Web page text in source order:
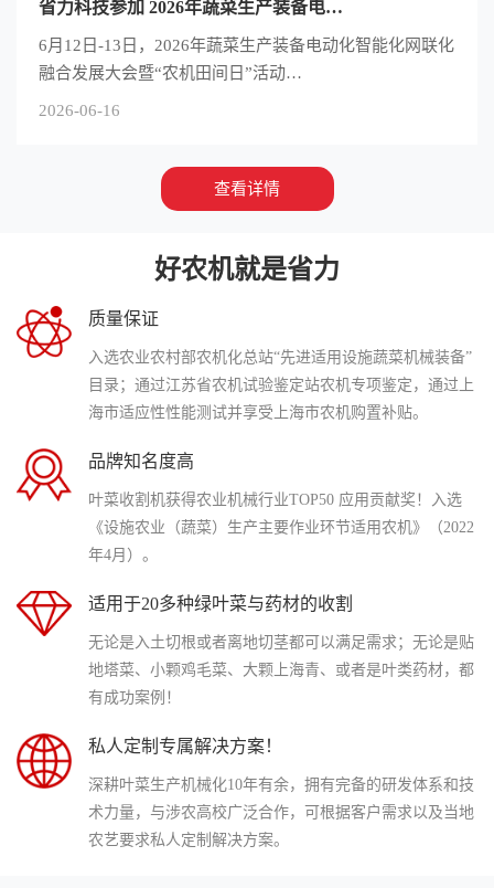
省力科技参加 2026年蔬菜生产装备电…
6月12日-13日，2026年蔬菜生产装备电动化智能化网联化
融合发展大会暨“农机田间日”活动…
2026-06-16
查看详情
好农机就是省力
质量保证
入选农业农村部农机化总站“先进适用设施蔬菜机械装备”
目录；通过江苏省农机试验鉴定站农机专项鉴定，通过上
海市适应性性能测试并享受上海市农机购置补贴。
品牌知名度高
叶菜收割机获得农业机械行业TOP50 应用贡献奖！入选
《设施农业（蔬菜）生产主要作业环节适用农机》（2022
年4月）。
适用于20多种绿叶菜与药材的收割
无论是入土切根或者离地切茎都可以满足需求；无论是贴
地塔菜、小颗鸡毛菜、大颗上海青、或者是叶类药材，都
有成功案例！
私人定制专属解决方案！
深耕叶菜生产机械化10年有余，拥有完备的研发体系和技
术力量，与涉农高校广泛合作，可根据客户需求以及当地
农艺要求私人定制解决方案。